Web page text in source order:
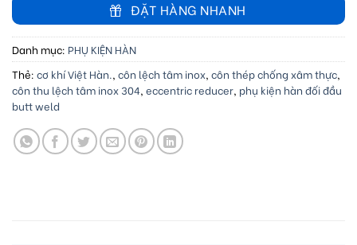
ĐẶT HÀNG NHANH
Danh mục: PHỤ KIỆN HÀN
Thẻ: cơ khí Việt Hàn., côn lệch tâm inox, côn thép chống xâm thực,
côn thu lệch tâm inox 304, eccentric reducer, phụ kiện hàn đối đầu
butt weld